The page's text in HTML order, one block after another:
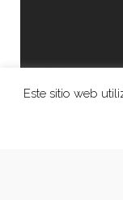
Este sitio web